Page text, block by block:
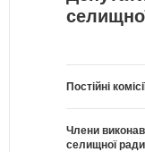
Постійні
Члени
селищної ради